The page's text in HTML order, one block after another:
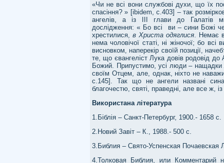
«Чи не всі вони службові духи, що їх
спасіння? » [ibidem, с.403] – так
ангелів, а із ІІІ глави до Галатів
дослідження: « Бо всі ви – сини Божі
хрестилися, в Христа одяглися. Немає
нема чоловічої статі, ні жіночої; бо
висновком, наперекір своїй позиції,
те, що євангеліст Лука довів родовід
Божий. Припустимо, усі люди – нащадки
своїм Отцем, але, однак, ніхто не
с.145]. Так що не ангели названі
благочестю, святі, праведні, але все ж,
Використана література
1.Біблія – Санкт-Петербург, 1900.- 1658 с.
2.Новий Завіт – К., 1988.- 500 с.
3.Библия – Свято-Успенская Почаевская
4.Толковая Библия, или Комментарий